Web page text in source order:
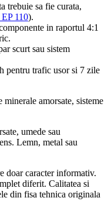
trebuie sa fie curata,
110).
in raportul 4:1
scurt sau sistem
pentru trafic usor si 7 zile
minerale amorsate, sisteme
umede sau
Lemn, metal sau
doar caracter informativ.
diferit. Calitatea si
din fisa tehnica originala